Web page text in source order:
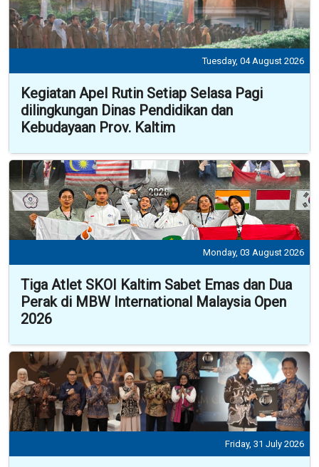
Tuesday, 04 August 2026
Kegiatan Apel Rutin Setiap Selasa Pagi
dilingkungan Dinas Pendidikan dan
Kebudayaan Prov. Kaltim
Monday, 03 August 2026
Tiga Atlet SKOI Kaltim Sabet Emas dan Dua
Perak di MBW International Malaysia Open
2026
Friday, 31 July 2026